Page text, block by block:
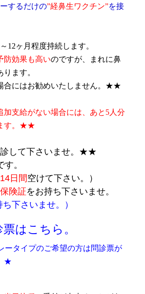
するだけの”経鼻生ワクチン”を接
12ヶ月程度持続します。
防効果も高いのですが、まれに鼻
ます。
合にはお勧めいたしません。★★
支給がない場合には、あと5人分
す。★★
して下さいませ。★★
す。
14日間空けて下さい。）
保険証をお持ち下さいませ。
さいませ。）
はこちら。
タイプのご希望の方は問診票が
★